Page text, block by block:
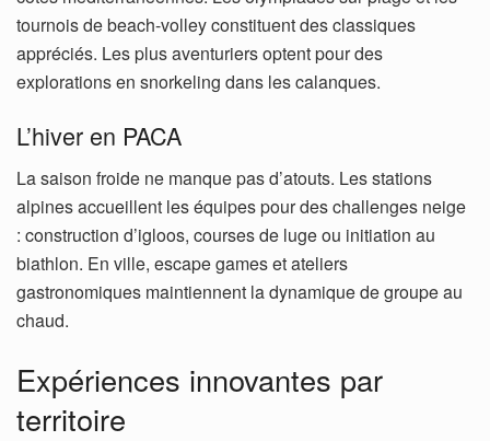
tournois de beach-volley constituent des classiques
appréciés. Les plus aventuriers optent pour des
explorations en snorkeling dans les calanques.
L’hiver en PACA
La saison froide ne manque pas d’atouts. Les stations
alpines accueillent les équipes pour des challenges neige
: construction d’igloos, courses de luge ou initiation au
biathlon. En ville, escape games et ateliers
gastronomiques maintiennent la dynamique de groupe au
chaud.
Expériences innovantes par
territoire